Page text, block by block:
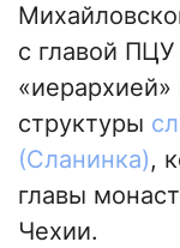
с главой
структуры
(Сланинка),
главы
Чехии.